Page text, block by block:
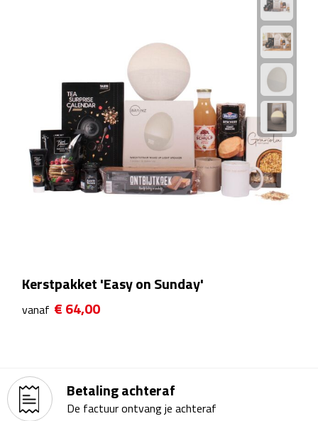
Dubbelwandige glazen
Bierglazen
Champagneglazen
Theeglazen
Kopjes
Mokken
Kerstpakket 'Easy on Sunday'
vanaf € 64,00
Betaling achteraf
De factuur ontvang je achteraf